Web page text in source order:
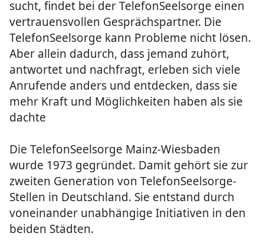
sucht, findet bei der TelefonSeelsorge einen
vertrauensvollen Gesprächspartner. Die
TelefonSeelsorge kann Probleme nicht lösen.
Aber allein dadurch, dass jemand zuhört,
antwortet und nachfragt, erleben sich viele
Anrufende anders und entdecken, dass sie
mehr Kraft und Möglichkeiten haben als sie
dachte
Die TelefonSeelsorge Mainz-Wiesbaden
wurde 1973 gegründet. Damit gehört sie zur
zweiten Generation von TelefonSeelsorge-
Stellen in Deutschland. Sie entstand durch
voneinander unabhängige Initiativen in den
beiden Städten.